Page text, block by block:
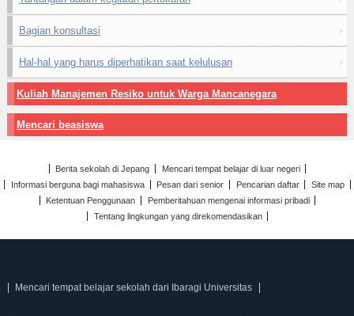
Bagian konsultasi
Hal-hal yang harus diperhatikan saat kelulusan
Kuliah Manajemen Resiko untuk Warga Mancanegara
Mencari beasiswa
Berita sekolah di Jepang
Mencari tempat belajar di luar negeri
Informasi berguna bagi mahasiswa
Pesan dari senior Pencarian daftar
Site map
Ketentuan Penggunaan
Pemberitahuan mengenai informasi pribadi
Tentang lingkungan yang direkomendasikan
Mencari tempat belajar sekolah dari Ibaragi Universitas